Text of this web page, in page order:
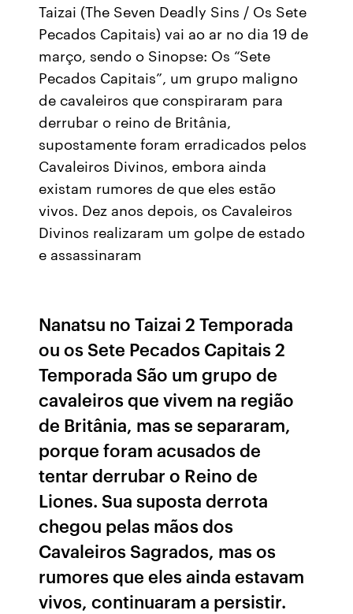
Taizai (The Seven Deadly Sins / Os Sete
Pecados Capitais) vai ao ar no dia 19 de
março, sendo o Sinopse: Os “Sete
Pecados Capitais”, um grupo maligno
de cavaleiros que conspiraram para
derrubar o reino de Britânia,
supostamente foram erradicados pelos
Cavaleiros Divinos, embora ainda
existam rumores de que eles estão
vivos. Dez anos depois, os Cavaleiros
Divinos realizaram um golpe de estado
e assassinaram
Nanatsu no Taizai 2 Temporada
ou os Sete Pecados Capitais 2
Temporada São um grupo de
cavaleiros que vivem na região
de Britânia, mas se separaram,
porque foram acusados de
tentar derrubar o Reino de
Liones. Sua suposta derrota
chegou pelas mãos dos
Cavaleiros Sagrados, mas os
rumores que eles ainda estavam
vivos, continuaram a persistir.